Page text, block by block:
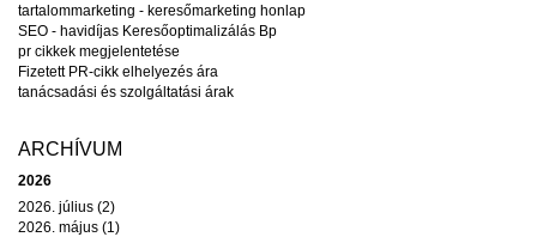
tartalommarketing - keresőmarketing honlap
SEO - havidíjas Keresőoptimalizálás Bp
pr cikkek megjelentetése
Fizetett PR-cikk elhelyezés ára
tanácsadási és szolgáltatási árak
ARCHÍVUM
2026
2026. július (2)
2026. május (1)